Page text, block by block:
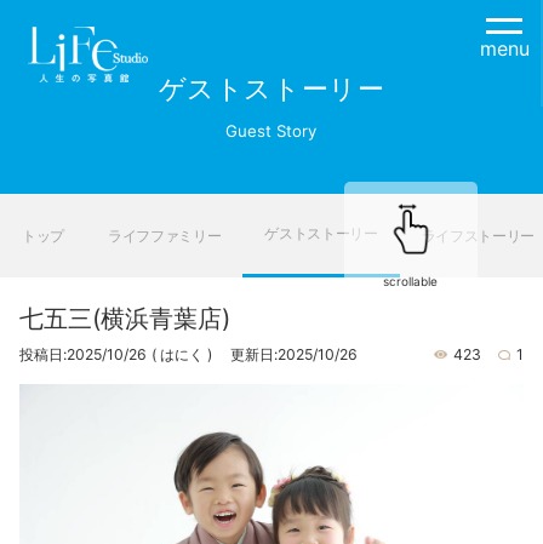
menu
ゲストストーリー
Guest Story
トップ ライフファミリー ゲストストーリー ライフストーリー
scrollable
七五三(横浜青葉店)
投稿日:2025/10/26 ( はにく ) 更新日:2025/10/26 423 1